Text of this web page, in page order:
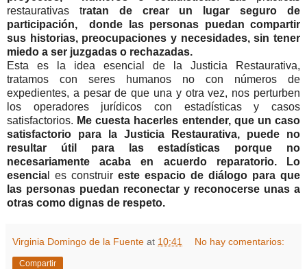
restaurativas tratan de crear un lugar seguro de
participación, donde las personas puedan compartir
sus historias, preocupaciones y necesidades, sin tener
miedo a ser juzgadas o rechazadas.
Esta es la idea esencial de la Justicia Restaurativa,
tratamos con seres humanos no con números de
expedientes, a pesar de que una y otra vez, nos perturben
los operadores jurídicos con estadísticas y casos
satisfactorios. Me cuesta hacerles entender, que un caso
satisfactorio para la Justicia Restaurativa, puede no
resultar útil para las estadísticas porque no
necesariamente acaba en acuerdo reparatorio.
Lo
esencia l es construir este espacio de diálogo para que
las personas puedan reconectar y reconocerse unas a
otras como dignas de respeto.
Virginia Domingo de la Fuente at 10:41 No hay comentarios:
Compartir